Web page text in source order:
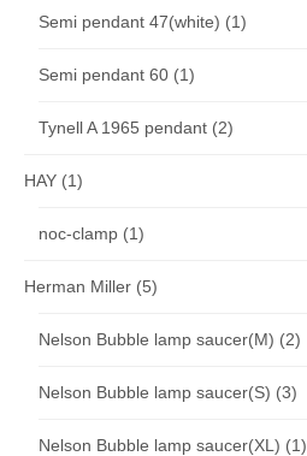
Semi pendant 47(white) (1)
Semi pendant 60 (1)
Tynell A 1965 pendant (2)
HAY (1)
noc-clamp (1)
Herman Miller (5)
Nelson Bubble lamp saucer(M) (2)
Nelson Bubble lamp saucer(S) (3)
Nelson Bubble lamp saucer(XL) (1)